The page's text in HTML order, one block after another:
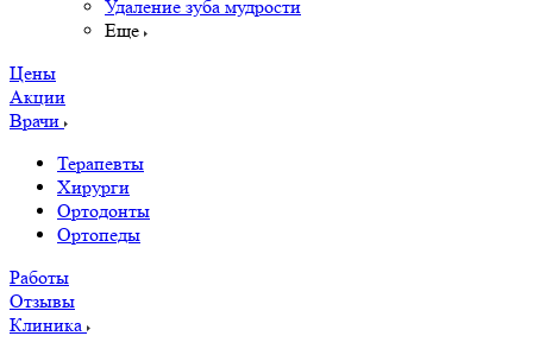
Удаление зуба мудрости
Еще
Цены
Акции
Врачи
Терапевты
Хирурги
Ортодонты
Ортопеды
Работы
Отзывы
Клиника